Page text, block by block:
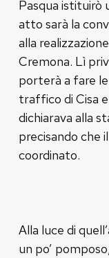
Pasqua istituirò
atto sarà la
alla
Cremona. Lì
porterà a fare
traffico di Cisa
dichiarava alla
precisando che
coordinato.
Alla luce di
un po’